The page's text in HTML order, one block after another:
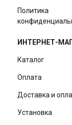
Политика
ИНТЕРНЕТ-
Каталог
Оплата
Доставка и
Установка